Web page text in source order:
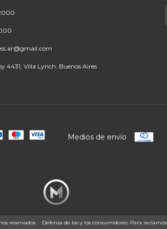
4431, Villa Lynch. Buenos Aires
Medios de envío
reservados. Defensa de las y los consumidores. Para reclamos